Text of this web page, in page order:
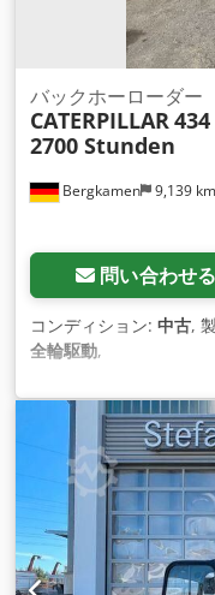
Bergkamen 9,139 km
バックホーローダー
CATERPILLAR
2700 Stunden
問い合わせる
コンディション: 中古,
全輪駆動,